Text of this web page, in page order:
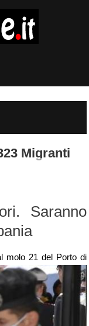
Migranti
Saranno
molo 21 del Porto di